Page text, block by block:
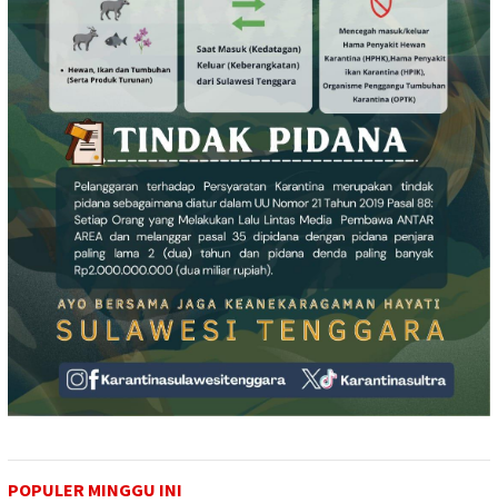
POPULER MINGGU INI